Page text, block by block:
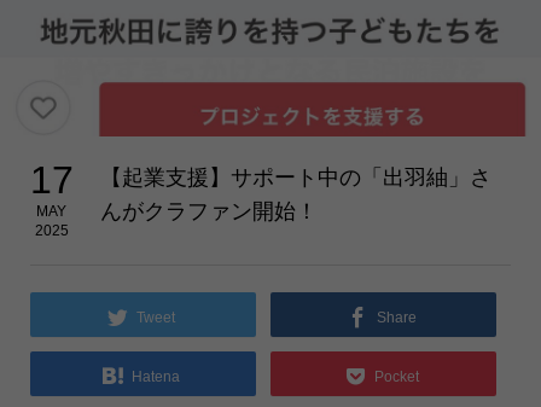
17
MAY
2025
【起業支援】サポート中の「出羽紬」さ
んがクラファン開始！
Tweet Share
Hatena Pocket